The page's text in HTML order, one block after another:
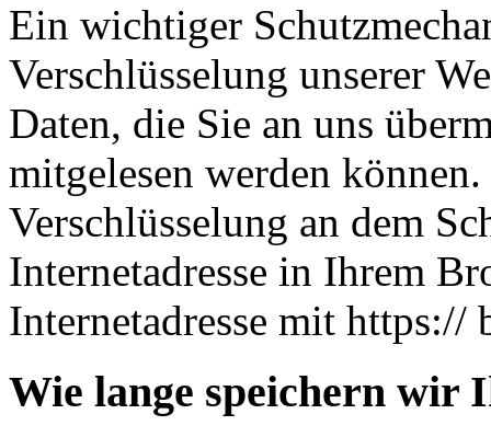
Ein wichtiger
Verschlüsselung unserer
Daten, die Sie an uns
mitgelesen werden
Verschlüsselung an dem
Internetadresse in Ihrem
Internetadresse mit
Wie lange speichern wir